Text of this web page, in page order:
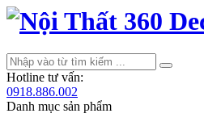
Hotline tư vấn:
0918.886.002
Danh mục sản phẩm